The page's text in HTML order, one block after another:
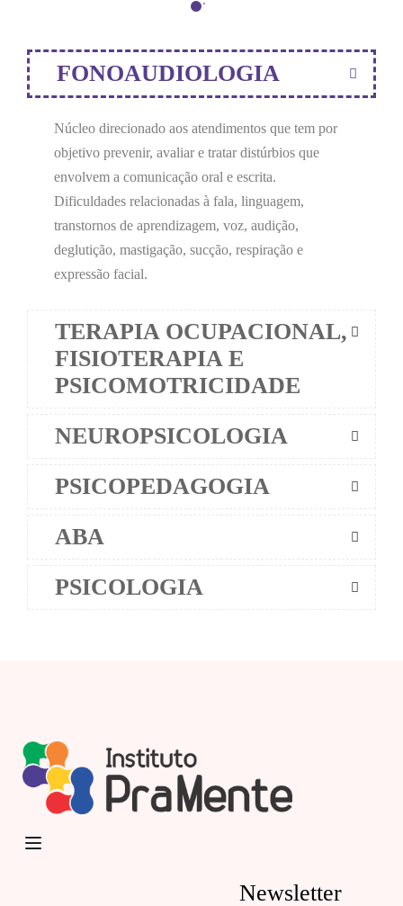
FONOAUDIOLOGIA
Núcleo direcionado aos atendimentos que tem por
objetivo prevenir, avaliar e tratar distúrbios que
envolvem a comunicação oral e escrita.
Dificuldades relacionadas à fala, linguagem,
transtornos de aprendizagem, voz, audição,
deglutição, mastigação, sucção, respiração e
expressão facial.
TERAPIA OCUPACIONAL,
FISIOTERAPIA E
PSICOMOTRICIDADE
NEUROPSICOLOGIA
PSICOPEDAGOGIA
ABA
PSICOLOGIA
Newsletter